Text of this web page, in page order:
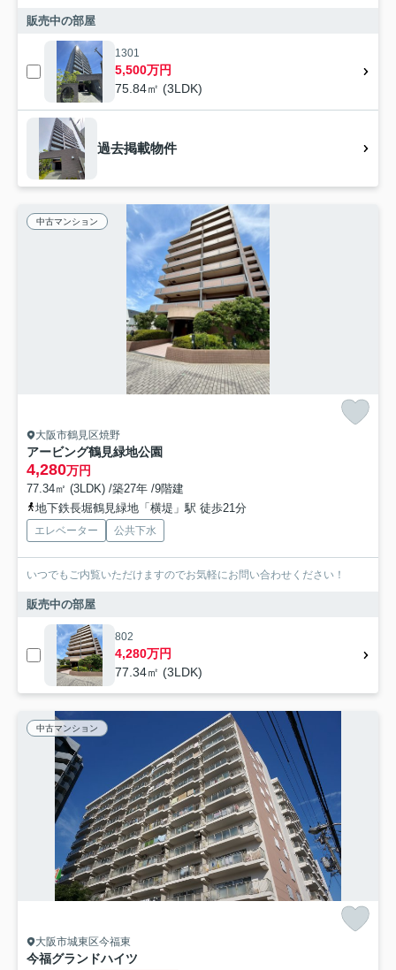
販売中の部屋
1301
5,500万円
75.84㎡ (3LDK)
過去掲載物件
中古マンション
大阪市鶴見区焼野
アービング鶴見緑地公園
4,280万円
77.34㎡ (3LDK) /築27年 /9階建
地下鉄長堀鶴見緑地「横堤」駅 徒歩21分
エレベーター 公共下水
いつでもご内覧いただけますのでお気軽にお問い合わせください！
販売中の部屋
802
4,280万円
77.34㎡ (3LDK)
中古マンション
大阪市城東区今福東
今福グランドハイツ